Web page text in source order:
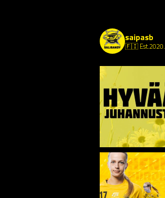
saipasb
🇫🇮 Est.2020.